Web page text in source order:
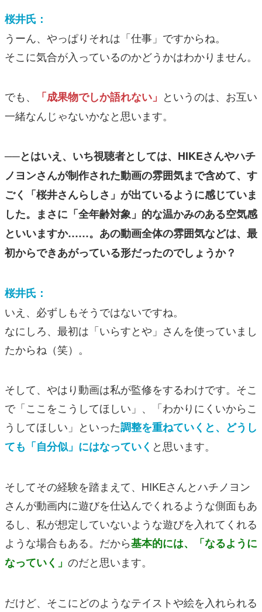
桜井氏：
うーん、やっぱりそれは「仕事」ですからね。
そこに気合が入っているのかどうかはわかりません。
でも、 「成果物でしか語れない」 というのは、お互い
一緒なんじゃないかなと思います。
──とはいえ、いち視聴者としては、HIKEさんやハチ
ノヨンさんが制作された動画の雰囲気まで含めて、す
ごく「桜井さんらしさ」が出ているように感じていま
した。まさに「全年齢対象」的な温かみのある空気感
といいますか……。あの動画全体の雰囲気などは、最
初からできあがっている形だったのでしょうか？
桜井氏：
いえ、必ずしもそうではないですね。
なにしろ、最初は「いらすとや」さんを使っていまし
たからね（笑）。
そして、やはり動画は私が監修をするわけです。そこ
で「ここをこうしてほしい」、「わかりにくいからこ
うしてほしい」といった調整を重ねていくと、どうし
ても「自分似」にはなっていく と思います。
そしてその経験を踏まえて、HIKEさんとハチノヨン
さんが動画内に遊びを仕込んでくれるような側面もあ
るし、私が想定していないような遊びを入れてくれる
ような場合もある。だから基本的には、「なるように
なっていく」 のだと思います。
だけど、そこにどのようなテイストや絵を入れられる